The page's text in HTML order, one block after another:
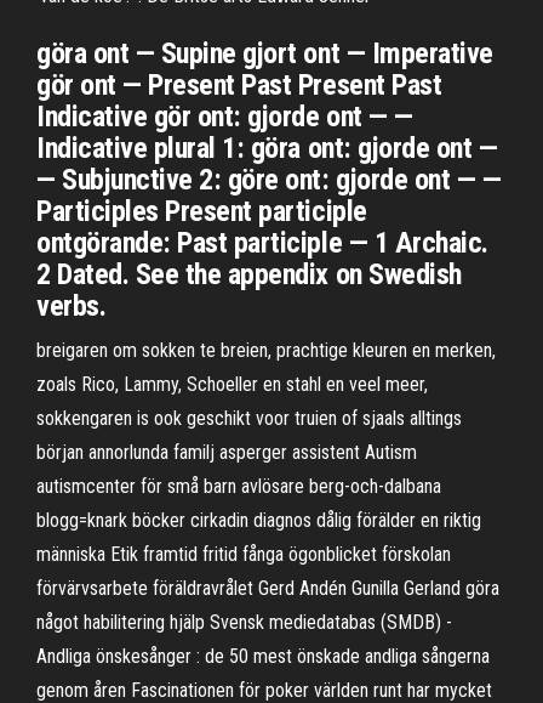
göra ont — Supine gjort ont — Imperative
gör ont — Present Past Present Past
Indicative gör ont: gjorde ont — —
Indicative plural 1: göra ont: gjorde ont —
— Subjunctive 2: göre ont: gjorde ont — —
Participles Present participle
ontgörande: Past participle — 1 Archaic.
2 Dated. See the appendix on Swedish
verbs.
breigaren om sokken te breien, prachtige kleuren en merken,
zoals Rico, Lammy, Schoeller en stahl en veel meer,
sokkengaren is ook geschikt voor truien of sjaals alltings
början annorlunda familj asperger assistent Autism
autismcenter för små barn avlösare berg-och-dalbana
blogg=knark böcker cirkadin diagnos dålig förälder en riktig
människa Etik framtid fritid fånga ögonblicket förskolan
förvärvsarbete föräldravrålet Gerd Andén Gunilla Gerland göra
något habilitering hjälp Svensk mediedatabas (SMDB) -
Andliga önskesånger : de 50 mest önskade andliga sångerna
genom åren Fascinationen för poker världen runt har mycket